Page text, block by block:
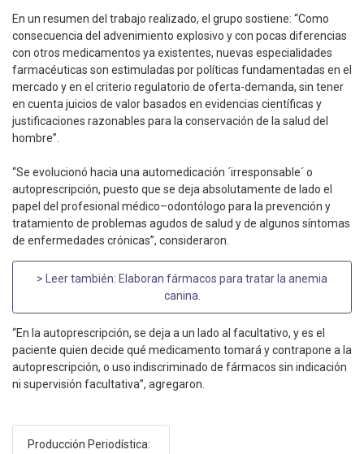
En un resumen del trabajo realizado, el grupo sostiene: “Como
consecuencia del advenimiento explosivo y con pocas diferencias
con otros medicamentos ya existentes, nuevas especialidades
farmacéuticas son estimuladas por políticas fundamentadas en el
mercado y en el criterio regulatorio de oferta-demanda, sin tener
en cuenta juicios de valor basados en evidencias científicas y
justificaciones razonables para la conservación de la salud del
hombre”.
“Se evolucionó hacia una automedicación ´irresponsable´ o
autoprescripción, puesto que se deja absolutamente de lado el
papel del profesional médico–odontólogo para la prevención y
tratamiento de problemas agudos de salud y de algunos síntomas
de enfermedades crónicas”, consideraron.
> Leer también: Elaboran fármacos para tratar la anemia
canina
“En la autoprescripción, se deja a un lado al facultativo, y es el
paciente quien decide qué medicamento tomará y contrapone a la
autoprescripción, o uso indiscriminado de fármacos sin indicación
ni supervisión facultativa”, agregaron.
Producción Periodística: